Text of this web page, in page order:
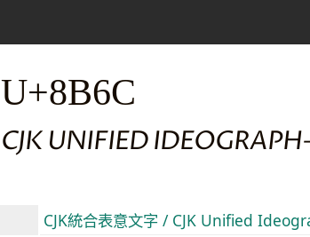
U+8B6C
CJK UNIFIED
CJK統合表意文字 / CJK Unified